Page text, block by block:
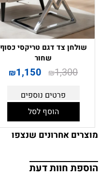
שולחן צד דגם טריקסי כסוף
שחור
₪1,300
₪1,150
פרטים נוספים
הוסף לסל
מוצרים אחרונים שנצפו
הוספת חוות דעת